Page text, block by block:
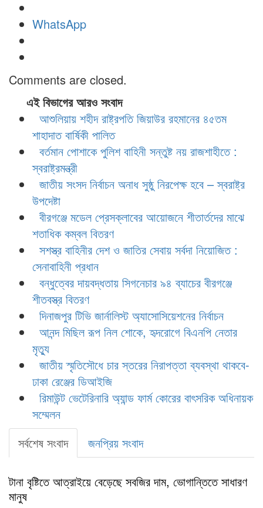
WhatsApp
Comments are closed.
এই বিভাগের আরও সংবাদ
আশুলিয়ায় শহীদ রাষ্ট্রপতি জিয়াউর রহমানের ৪৫তম
শাহাদাত বার্ষিকী পালিত
বর্তমান পোশাকে পুলিশ বাহিনী সন্তুষ্ট নয় রাজশাহীতে :
স্বরাষ্ট্রমন্ত্রী
জাতীয় সংসদ নির্বাচন অনাধ সুষ্ঠু নিরপেক্ষ হবে – স্বরাষ্ট্র
উপদেষ্টা
বীরগঞ্জে মডেল প্রেসক্লাবের আয়োজনে শীতার্তদের মাঝে
শতাধিক কম্বল বিতরণ
সশস্ত্র বাহিনীর দেশ ও জাতির সেবায় সর্বদা নিয়োজিত :
সেনাবাহিনী প্রধান
বন্ধুত্বের দায়বদ্ধতায় সিগনেচার ৯৪ ব্যাচের বীরগঞ্জে
শীতবস্ত্র বিতরণ
দিনাজপুর টিভি জার্নালিস্ট অ্যাসোসিয়েশনের নির্বাচন
আনন্দ মিছিল রূপ নিল শোকে, হৃদরোগে বিএনপি নেতার
মৃত্যু
জাতীয় স্মৃতিসৌধে চার স্তরের নিরাপত্তা ব্যবস্থা থাকবে-
ঢাকা রেঞ্জের ডিআইজি
রিমাউন্ট ভেটেরিনারি অ্যান্ড ফার্ম কোরের বাৎসরিক অধিনায়ক
সম্মেলন
সর্বশেষ সংবাদ
জনপ্রিয় সংবাদ
টানা বৃষ্টিতে আত্রাইয়ে বেড়েছে সবজির দাম, ভোগান্তিতে সাধারণ
মানুষ